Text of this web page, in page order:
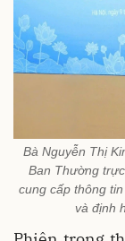
Bà Nguyễn Thị
Ban Thường
cung cấp thông
và định